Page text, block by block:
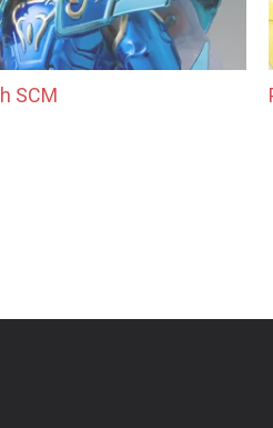
SCM